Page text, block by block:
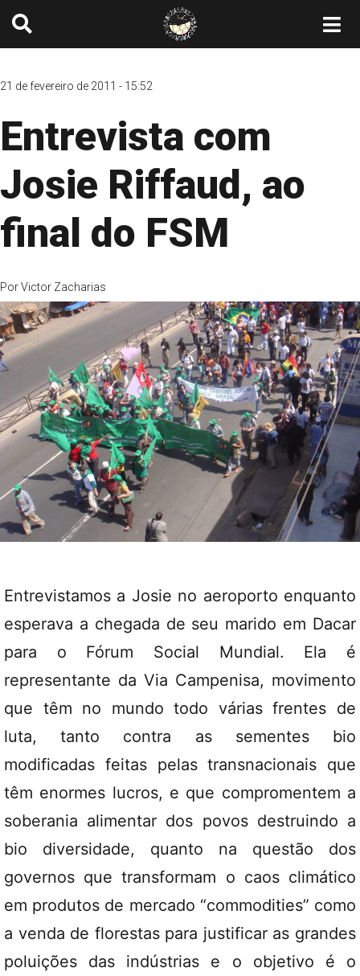
21 de fevereiro de 2011 - 15:52
Entrevista com
Josie Riffaud, ao
final do FSM
PorVictor Zacharias
Entrevistamos a Josie no aeroporto enquanto
esperava a chegada de seu marido em Dacar
para o Fórum Social Mundial. Ela é
representante da Via Campenisa, movimento
que têm no mundo todo várias frentes de
luta, tanto contra as sementes bio
modificadas feitas pelas transnacionais que
têm enormes lucros, e que compromentem a
soberania alimentar dos povos destruindo a
bio diversidade, quanto na questão dos
governos que transformam o caos climático
em produtos de mercado “commodities” como
a venda de florestas para justificar as grandes
poluições das indústrias e o objetivo é o